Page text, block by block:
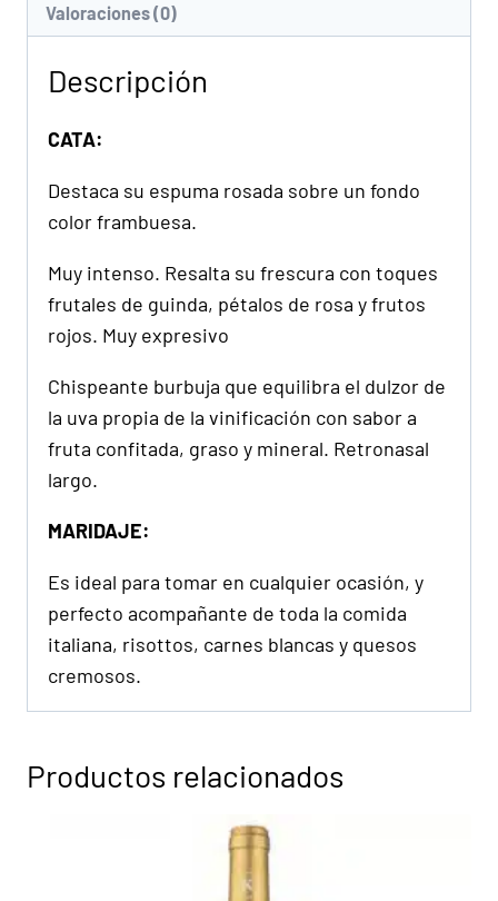
Valoraciones (0)
Descripción
CATA:
Destaca su espuma rosada sobre un fondo
color frambuesa.
Muy intenso. Resalta su frescura con toques
frutales de guinda, pétalos de rosa y frutos
rojos. Muy expresivo
Chispeante burbuja que equilibra el dulzor de
la uva propia de la vinificación con sabor a
fruta confitada, graso y mineral. Retronasal
largo.
MARIDAJE:
Es ideal para tomar en cualquier ocasión, y
perfecto acompañante de toda la comida
italiana, risottos, carnes blancas y quesos
cremosos.
Productos relacionados